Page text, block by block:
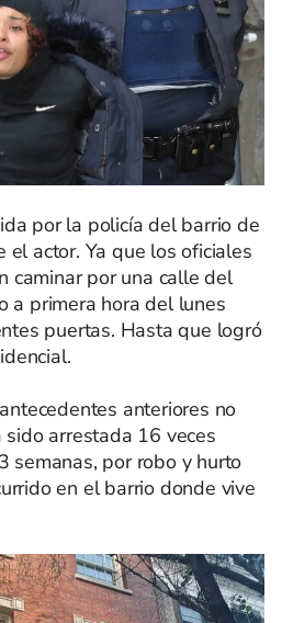
por la policía del barrio de
el actor. Ya que los oficiales
caminar por una calle del
a primera hora del lunes
puertas. Hasta que logró
anteriores no
arrestada 16 veces
semanas, por robo y hurto
en el barrio donde vive